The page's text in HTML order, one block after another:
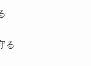
る